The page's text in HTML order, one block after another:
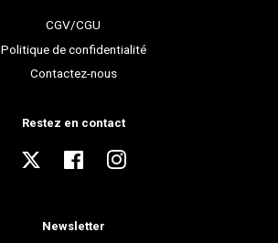
CGV/CGU
Politique de confidentialité
Contactez-nous
Restez en contact
Twitter FacebookInstagram
Newsletter